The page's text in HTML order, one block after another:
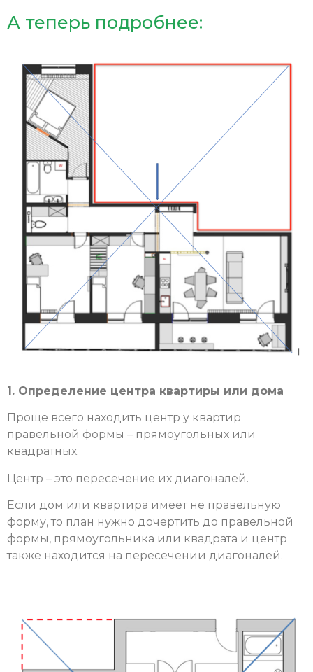
А теперь подробнее:
1. Определение центра квартиры или дома
Проще всего находить центр у квартир
правельной формы – прямоугольных или
квадратных.
Центр – это пересечение их диагоналей.
Если дом или квартира имеет не правельную
форму, то план нужно дочертить до правельной
формы, прямоугольника или квадрата и центр
также находится на пересечении диагоналей.